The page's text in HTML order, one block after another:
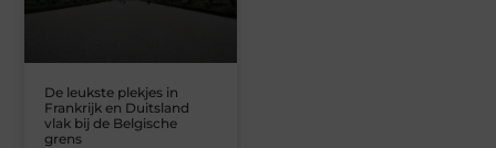
De leukste plekjes in
Frankrijk en Duitsland
vlak bij de Belgische
grens